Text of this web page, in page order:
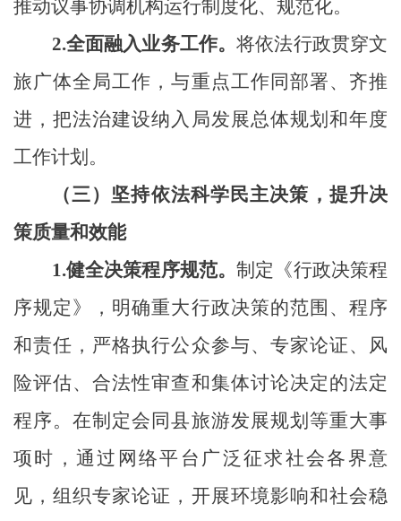
推动议事协调机构运行制度化、规范化。
2.全面融入业务工作。将依法行政贯穿文
旅广体全局工作，与重点工作同部署、齐推
进，把法治建设纳入局发展总体规划和年度
工作计划。
（三）坚持依法科学民主决策，提升决
策质量和效能
1.健全决策程序规范。制定《行政决策程
序规定》，明确重大行政决策的范围、程序
和责任，严格执行公众参与、专家论证、风
险评估、合法性审查和集体讨论决定的法定
程序。在制定会同县旅游发展规划等重大事
项时，通过网络平台广泛征求社会各界意
见，组织专家论证，开展环境影响和社会稳